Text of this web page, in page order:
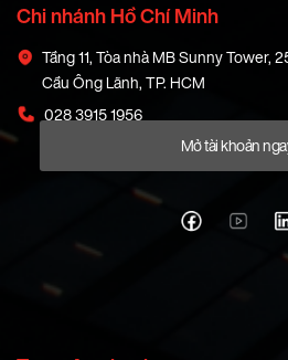
Mở tài khoản
Chi nhánh Hồ Chí Minh
Tầng 11, Tòa nhà MB Sunny Tower,
Cầu Ông Lãnh, TP. HCM
028 3915 1956